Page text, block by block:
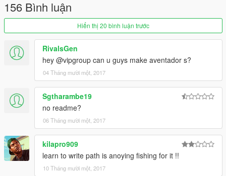
行修改数据。
handling:\x64w.rpf\dlcpacks\mpbusiness\dlc.rpf\common\data
请使用openIV软件进行全盘搜索，得出最新的路劲后替换它！
本MOD由【VG】VIP GROUP免费提供，请勿用于其他商业用
途！
【VG】VIP GROUP 团队QQ群：530797391
156 Bình luận
Hiển thị 20 bình luận trước
RivalsGen
hey @vipgroup can u guys make aventador s?
04 Tháng mười một, 2017
Sgtharambe19
no readme?
06 Tháng mười một, 2017
kilapro909
learn to write path is anoying fishing for it !!
10 Tháng mười một, 2017